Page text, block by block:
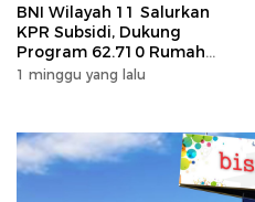
BNI Wilayah 11 Salurkan
KPR Subsidi, Dukung
Program 62.710 Rumah
Bersubsidi
1 minggu yang lalu